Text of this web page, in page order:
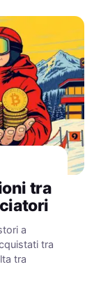
tra
a
tra
tra